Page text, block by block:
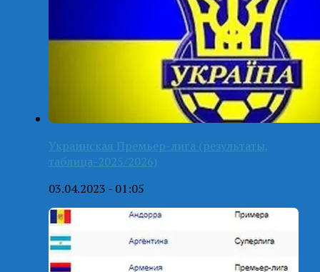
Украинская Премьер-лига (результаты,
таблица-2025/2026)
03.04.2023 - 01:05